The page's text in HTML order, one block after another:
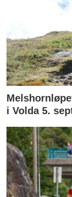
i Volda 5.